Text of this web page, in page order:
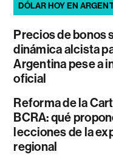
DÓLAR HOY EN
Precios de bonos
dinámica alcista
Argentina pese a
oficial
Reforma de la
BCRA: qué
lecciones de la
regional